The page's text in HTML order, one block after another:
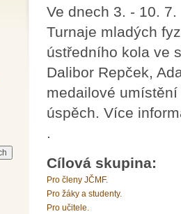
Ve dnech 3. - 10.
Turnaje mladých
ústředního kola ve
Dalibor Repček,
medailové
úspěch. Více
.
Cílová skupina:
Pro členy JČMF.
Pro žáky a studenty.
Pro učitele.